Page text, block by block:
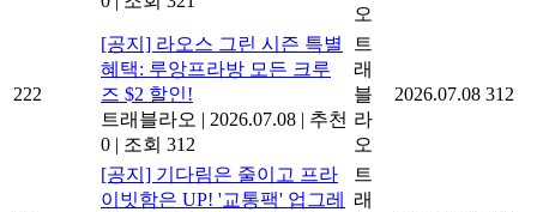
오
222
[공지] 라오스 그린 시즌 특별
혜택: 루앙프라방 모든 크루
즈 $2 할인!
트래블라오 | 2026.07.08 | 추천
0 | 조회 312
트
래
블
라
오
2026.07.08 312
[공지] 기다림은 줄이고 프라
이빗함은 UP! '교통팩' 업그레
트
래